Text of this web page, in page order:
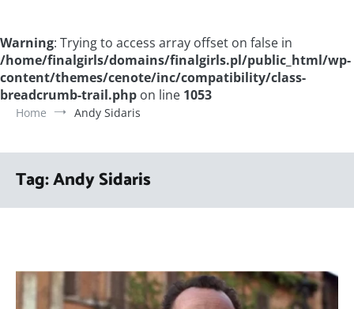
Warning: Trying to access array offset on false in
/home/finalgirls/domains/finalgirls.pl/public_html/wp-
content/themes/cenote/inc/compatibility/class-
breadcrumb-trail.php on line 1053
Home Andy Sidaris
Tag:Andy Sidaris